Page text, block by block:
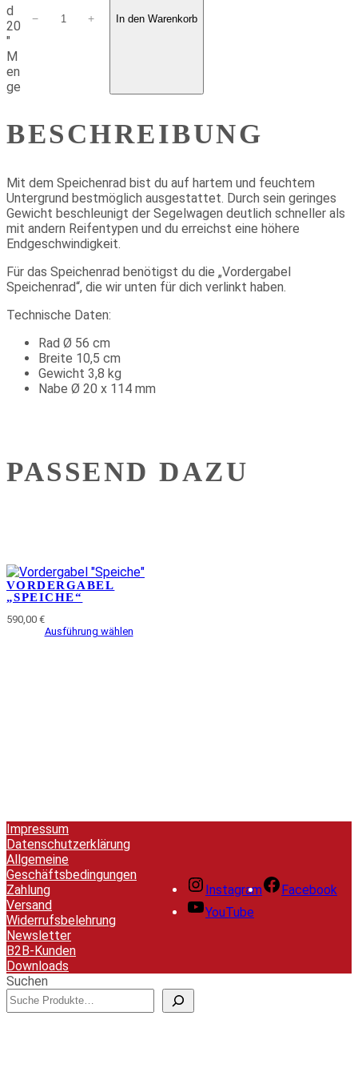
d
20
"
M
en
ge
− + In den Warenkorb
BESCHREIBUNG
Mit dem Speichenrad bist du auf hartem und feuchtem
Untergrund bestmöglich ausgestattet. Durch sein geringes
Gewicht beschleunigt der Segelwagen deutlich schneller als
mit andern Reifentypen und du erreichst eine höhere
Endgeschwindigkeit.
Für das Speichenrad benötigst du die „Vordergabel
Speichenrad“, die wir unten für dich verlinkt haben.
Technische Daten:
Rad Ø 56 cm
Breite 10,5 cm
Gewicht 3,8 kg
Nabe Ø 20 x 114 mm
PASSEND DAZU
VORDERGABEL
„SPEICHE“
590,00 €
Ausführung wählen
Impressum
Datenschutzerklärung
Allgemeine
Geschäftsbedingungen
Zahlung
Versand
Widerrufsbelehrung
Newsletter
B2B-Kunden
Downloads
Instagram
Facebook
YouTube
Suchen